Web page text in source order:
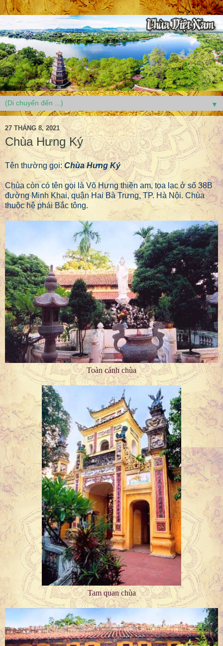
▼
27 THÁNG 8, 2021
Chùa Hưng Ký
Tên thường gọi:Chùa Hưng Ký
Chùa còn có tên gọi là Võ Hưng thiền am, tọa lạc ở số 38B
đường Minh Khai, quận Hai Bà Trưng, TP. Hà Nội. Chùa
thuộc hệ phái Bắc tông.
Toàn cảnh chùa
Tam quan chùa